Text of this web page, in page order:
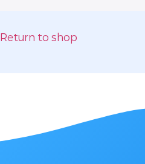
Return to shop